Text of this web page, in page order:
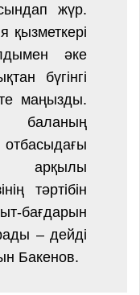
жүр.
қызметкері
әке
бүгінгі
маңызды.
баланың
арқылы
тәртібін
бағдарын
– дейді
Бакенов.